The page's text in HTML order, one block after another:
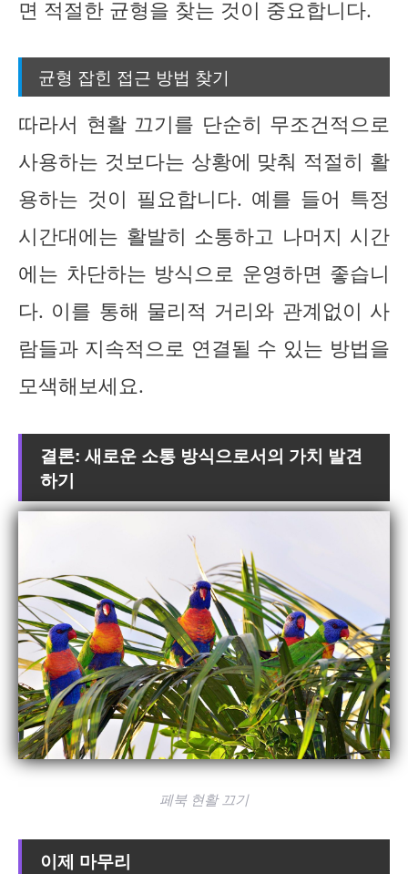
면 적절한 균형을 찾는 것이 중요합니다.
균형 잡힌 접근 방법 찾기
따라서 현활 끄기를 단순히 무조건적으로
사용하는 것보다는 상황에 맞춰 적절히 활
용하는 것이 필요합니다. 예를 들어 특정
시간대에는 활발히 소통하고 나머지 시간
에는 차단하는 방식으로 운영하면 좋습니
다. 이를 통해 물리적 거리와 관계없이 사
람들과 지속적으로 연결될 수 있는 방법을
모색해보세요.
결론: 새로운 소통 방식으로서의 가치 발견
하기
페북 현활 끄기
이제 마무리